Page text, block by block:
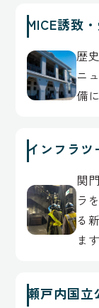
MICE誘致
歴
ニ
備
インフラ
関
ラ
る
ます
瀬戸内国立